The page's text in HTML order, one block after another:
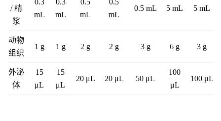
/ 精
浆
0.3
mL
0.3
mL
0.5
mL
0.5
mL
0.5 mL 5 mL 5 mL
动物
组织
1 g 1 g 2 g 2 g 3 g 6 g 3 g
外泌
体
15
μL
15
μL
20 μL 20 μL 50 μL
100
μL
100 μL